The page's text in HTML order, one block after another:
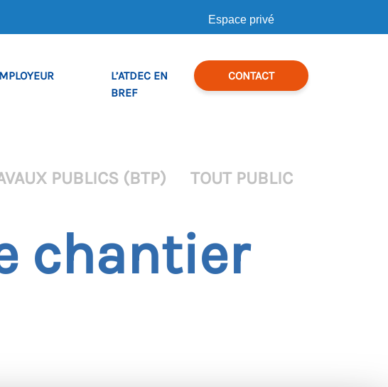
Espace privé
L’ATDEC EN
BREF
CONTACT
PUBLICS (BTP) TOUT PUBLIC
chantier